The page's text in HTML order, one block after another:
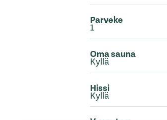
Parveke
1
Oma sauna
Kyllä
Hissi
Kyllä